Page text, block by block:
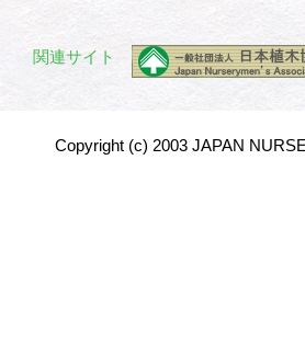
関連サイト
Copyright (c) 2003 JAPAN